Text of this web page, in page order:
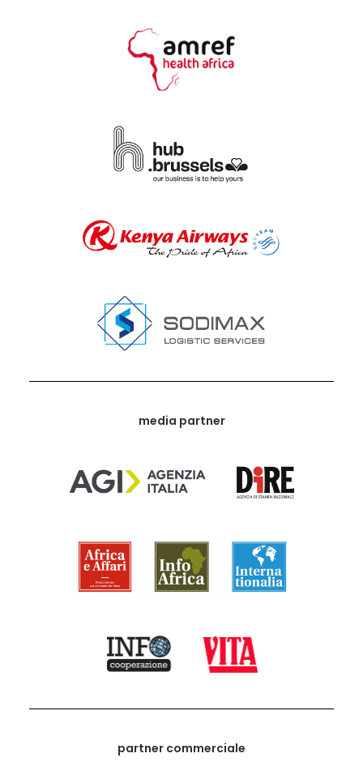
media partner
partner commerciale